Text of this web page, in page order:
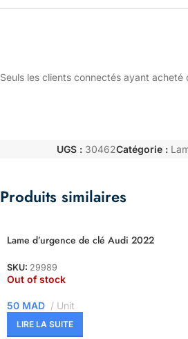
Seuls les clients connectés ayant
UGS : 30462Catégorie :
Produits similaires
Lame d’urgence de clé Audi 2022
SKU: 29989
Out of stock
50 MAD Unit
LIRE LA SUITE